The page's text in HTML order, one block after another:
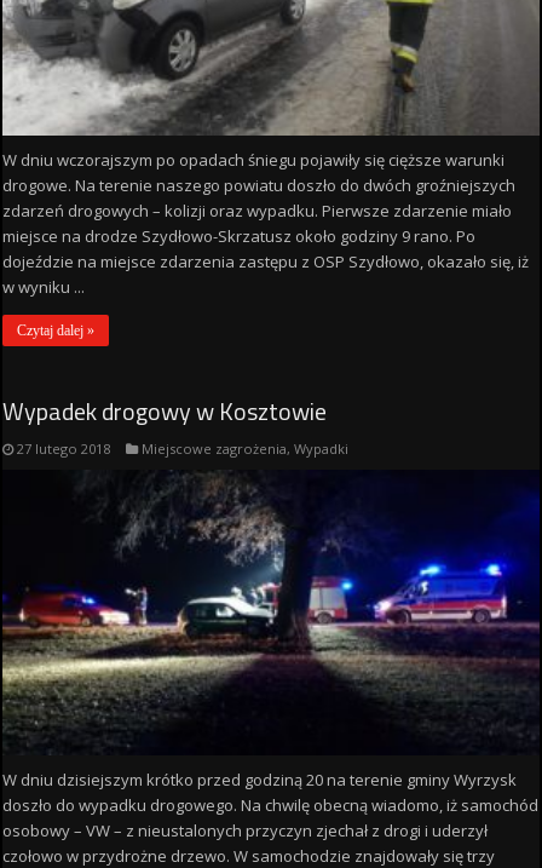
W dniu wczorajszym po opadach śniegu pojawiły się cięższe warunki
drogowe. Na terenie naszego powiatu doszło do dwóch groźniejszych
zdarzeń drogowych – kolizji oraz wypadku. Pierwsze zdarzenie miało
miejsce na drodze Szydłowo-Skrzatusz około godziny 9 rano. Po
dojeździe na miejsce zdarzenia zastępu z OSP Szydłowo, okazało się, iż
w wyniku ...
Czytaj dalej »
Wypadek drogowy w Kosztowie
27 lutego 2018 Miejscowe zagrożenia,Wypadki
W dniu dzisiejszym krótko przed godziną 20 na terenie gminy Wyrzysk
doszło do wypadku drogowego. Na chwilę obecną wiadomo, iż samochód
osobowy – VW – z nieustalonych przyczyn zjechał z drogi i uderzył
czołowo w przydrożne drzewo. W samochodzie znajdowały się trzy